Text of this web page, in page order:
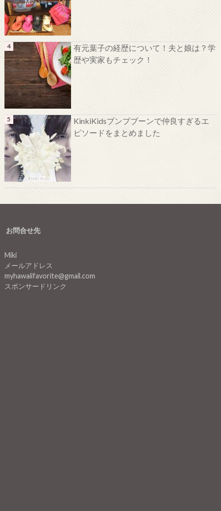
有元葉子の経歴について！夫と娘は？学
歴や実家もチェック！
KinkiKidsブンブブーンで仲良すぎるエ
ピソードをまとめました
お問合せ先
Miki
メールアドレス
myhawaiifavorite@gmail.com
スポンサードリンク